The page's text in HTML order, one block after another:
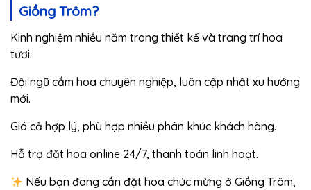
Giồng Trôm?
Kinh nghiệm nhiều năm trong thiết kế và trang trí hoa
tươi.
Đội ngũ cắm hoa chuyên nghiệp, luôn cập nhật xu hướng
mới.
Giá cả hợp lý, phù hợp nhiều phân khúc khách hàng.
Hỗ trợ đặt hoa online 24/7, thanh toán linh hoạt.
Nếu bạn đang cần đặt hoa chúc mừng ở Giồng Trôm,